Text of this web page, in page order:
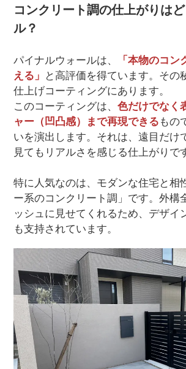
コンクリート調の仕上がりは
ル？
パイナルウォールは、
「本物のコ
える」 と高評価を得ています。その
仕上げコーティングにあります。
このコーティングは、 色だけでなく
ャー（凹凸感）まで再現できるもの
いを演出します。それは、遠目だけ
見てもリアルさを感じる仕上がりで
特に人気なのは、モダンな住宅と相
ー系のコンクリート調」です。外構
ッシュに見せてくれるため、デザイ
も支持されています。